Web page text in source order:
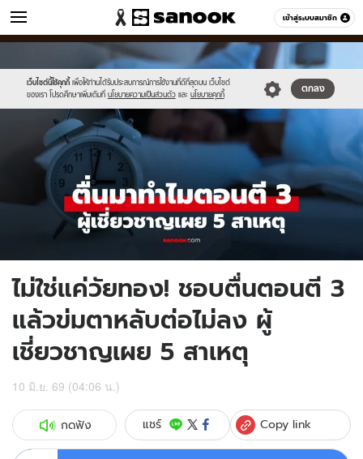
เข้าสู่ระบบสมาชิก
ข่าว หมวดอื่นๆ
เว็บไซต์นี้ใช้คุกกี้ เพื่อให้ท่านได้รับประสบการณ์การใช้งานที่ดีที่สุดบน เว็บไซต์
ของเรา โปรดศึกษาเพิ่มเติมที่ นโยบายความเป็นส่วนตัว และ นโยบายคุกกี้
ตกลง
//s.isanook.com/sr/0/images/logo-
new-
sanook.png
//s.isanook.com/ns/0/ud/1978/9893474/tn_news-
2026-
10t045355.6.jpg
ไม่ใช่แค่วัยทอง! ชอบตื่นตอนตี 3
แล้วข่มตาหลับต่อไม่ลง ผู้
เชี่ยวชาญเผย 5 สาเหตุ
10 มิ.ย. 69 (04:06 น.)
กดฟัง แชร์ Copy link